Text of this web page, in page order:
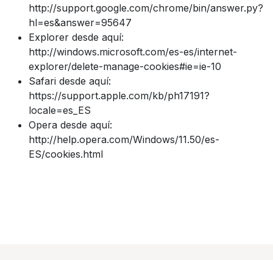
http://support.google.com/chrome/bin/answer.py?
hl=es&answer=95647
Explorer desde aquí:
http://windows.microsoft.com/es-es/internet-
explorer/delete-manage-cookies#ie=ie-10
Safari desde aquí:
https://support.apple.com/kb/ph17191?
locale=es_ES
Opera desde aquí:
http://help.opera.com/Windows/11.50/es-
ES/cookies.html